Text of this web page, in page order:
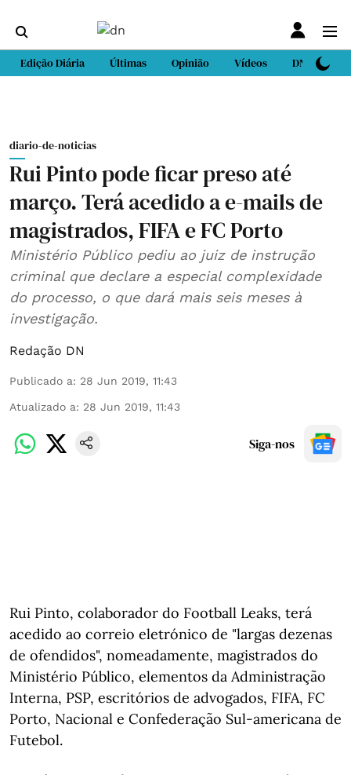
Edição Diária Últimas Opinião Vídeos DN Sport
diario-de-noticias
Rui Pinto pode ficar preso até
março. Terá acedido a e-mails de
magistrados, FIFA e FC Porto
Ministério Público pediu ao juiz de instrução
criminal que declare a especial complexidade
do processo, o que dará mais seis meses à
investigação.
Redação DN
Publicado a: 28 Jun 2019, 11:43
Atualizado a: 28 Jun 2019, 11:43
Siga-nos
Rui Pinto, colaborador do Football Leaks, terá
acedido ao correio eletrónico de "largas dezenas
de ofendidos", nomeadamente, magistrados do
Ministério Público, elementos da Administração
Interna, PSP, escritórios de advogados, FIFA, FC
Porto, Nacional e Confederação Sul-americana de
Futebol.